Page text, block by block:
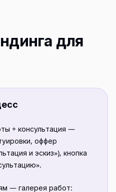
для
+ консультация —
оффер
и эскиз»), кнопка
— галерея работ: